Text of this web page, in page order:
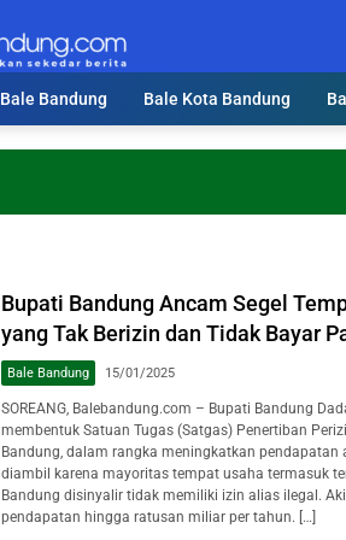
Bale Bandung Bale Kota Bandung
Bupati Bandung Ancam Segel
yang Tak Berizin dan Tidak Bayar
Bale Bandung 15/01/2025
SOREANG, Balebandung.com – Bupati Bandung
membentuk Satuan Tugas (Satgas) Penertiban
Bandung, dalam rangka meningkatkan pendapatan
diambil karena mayoritas tempat usaha termasuk
Bandung disinyalir tidak memiliki izin alias ilegal.
pendapatan hingga ratusan miliar per tahun. […]